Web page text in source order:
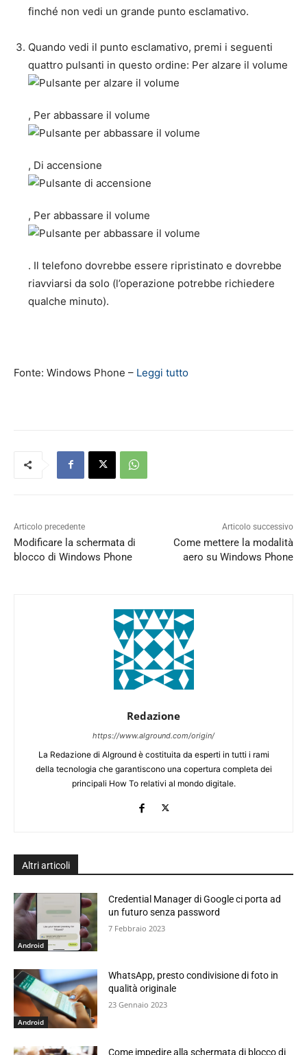
finché non vedi un grande punto esclamativo.
Quando vedi il punto esclamativo, premi i seguenti
quattro pulsanti in questo ordine: Per alzare il volume
, Per abbassare il volume
, Di accensione
, Per abbassare il volume
. Il telefono dovrebbe essere ripristinato e dovrebbe
riavviarsi da solo (l’operazione potrebbe richiedere
qualche minuto).
Fonte: Windows Phone – Leggi tutto
Articolo precedente
Modificare la schermata di
blocco di Windows Phone
Articolo successivo
Come mettere la modalità
aero su Windows Phone
Redazione
https://www.alground.com/origin/
La Redazione di Alground è costituita da esperti in tutti i rami
della tecnologia che garantiscono una copertura completa dei
principali How To relativi al mondo digitale.
Altri articoli
Android
Credential Manager di Google ci porta ad
un futuro senza password
7 Febbraio 2023
Android
WhatsApp, presto condivisione di foto in
qualità originale
23 Gennaio 2023
Come impedire alla schermata di blocco di